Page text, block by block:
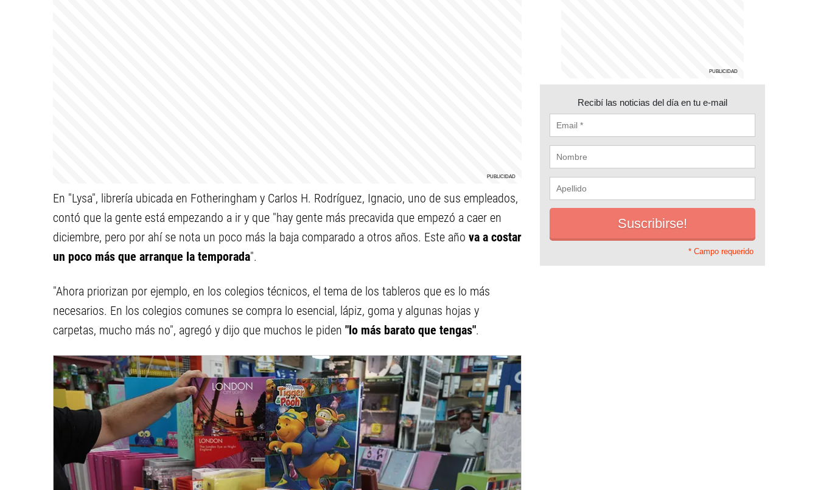
En "Lysa", librería ubicada en Fotheringham y Carlos H. Rodríguez, Ignacio, uno de sus empleados,
contó que la gente está empezando a ir y que "hay gente más precavida que empezó a caer en
diciembre, pero por ahí se nota un poco más la baja comparado a otros años. Este año va a costar
un poco más que arranque la temporada".
"Ahora priorizan por ejemplo, en los colegios técnicos, el tema de los tableros que es lo más
necesarios. En los colegios comunes se compra lo esencial, lápiz, goma y algunas hojas y
carpetas, mucho más no", agregó y dijo que muchos le piden "lo más barato que tengas".
Recibí las noticias del día en tu e-mail
* Campo requerido